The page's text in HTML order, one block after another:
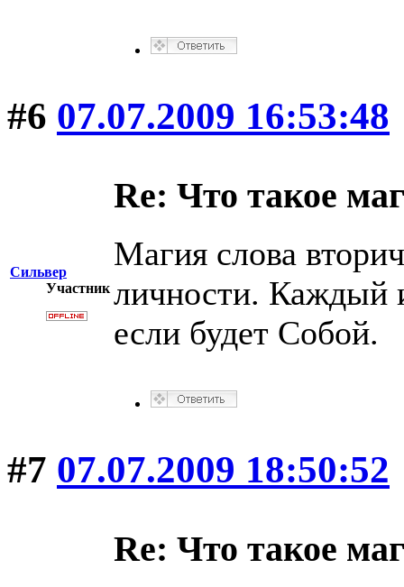
#6 07.07.2009 16:53:48
Сильвер
Участник
Re: Что такое
Магия слова
личности. Каждый
если будет Собой.
#7 07.07.2009 18:50:52
Re: Что такое